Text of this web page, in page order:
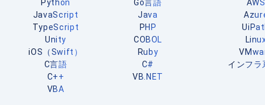
Python
Go言語
JavaScript
Java
TypeScript
PHP
Unity
COBOL
iOS（Swift）
Ruby
C言語
C#
C++
VB.NET
VBA
AWS
インフラ